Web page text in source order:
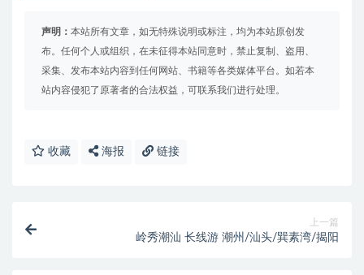
声明： 本站所有文章，如无特殊说明或标注，均为本站原创发
布。任何个人或组织，在未征得本站同意时，禁止复制、盗用、
采集、发布本站内容到任何网站、书籍等各类媒体平台。如若本
站内容侵犯了原著者的合法权益，可联系我们进行处理。
收藏 海报 链接
上一篇
岭秀潮汕 长线游 潮州/汕头/巽素湾/揭阳